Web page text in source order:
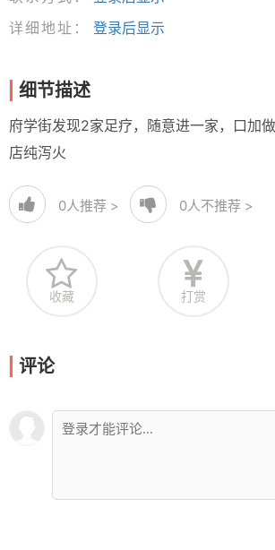
详细地址：
登录后显示
细节描述
府学街发现2家足疗，随意进一家，口加
店纯泻火
0人推荐 > 0人不推荐 >
收藏 打赏
评论